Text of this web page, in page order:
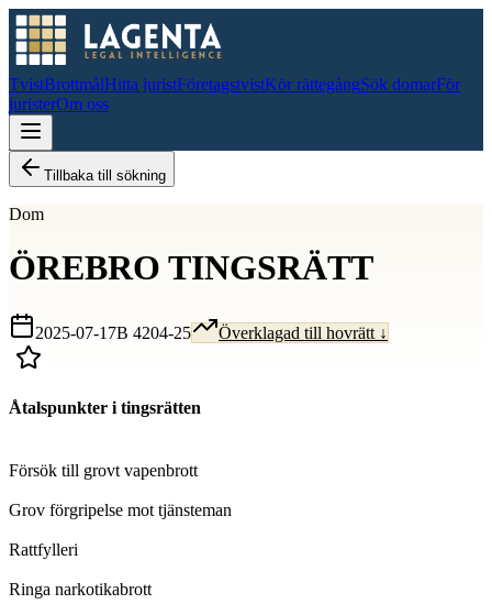
TvistBrottmålHitta juristFöretagstvistKör rättegångSök domarFör
juristerOm oss
Tillbaka till sökning
Dom
ÖREBRO TINGSRÄTT
2025-07-17B 4204-25 Överklagad till hovrätt ↓
Åtalspunkter i tingsrätten
Försök till grovt vapenbrott
Grov förgripelse mot tjänsteman
Rattfylleri
Ringa narkotikabrott